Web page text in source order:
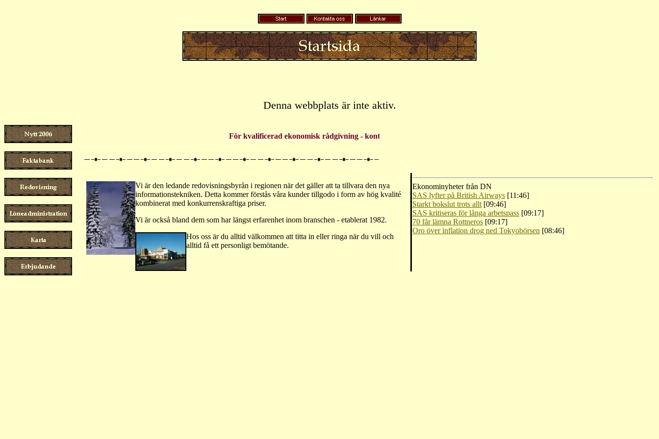
Denna webbplats är inte aktiv.
För kvalificerad ekonomisk rådgivning - kontakta oss
Vi är den ledande redovisningsbyrån i regionen när det gäller att ta tillvara den nya
informationstekniken. Detta kommer förstås våra kunder tillgodo i form av hög kvalité
kombinerat med konkurrenskraftiga priser.
Vi är också bland dem som har längst erfarenhet inom branschen - etablerat 1982.
Hos oss är du alltid välkommen att titta in eller ringa när du vill och
alltid få ett personligt bemötande.
Ekonominyheter från DN
SAS lyfter på British Airways [11:46]
Starkt bokslut trots allt [09:46]
SAS kritiseras för långa arbetspass [09:17]
70 får lämna Rottneros [09:17]
Oro över inflation drog ned Tokyobörsen [08:46]